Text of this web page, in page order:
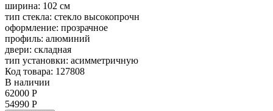
ширина: 102 см
тип стекла: стекло высокопрочн
оформление: прозрачное
профиль: алюминий
двери: складная
тип установки: асимметричную
Код товара: 127808
В наличии
62000 Р
54990 Р